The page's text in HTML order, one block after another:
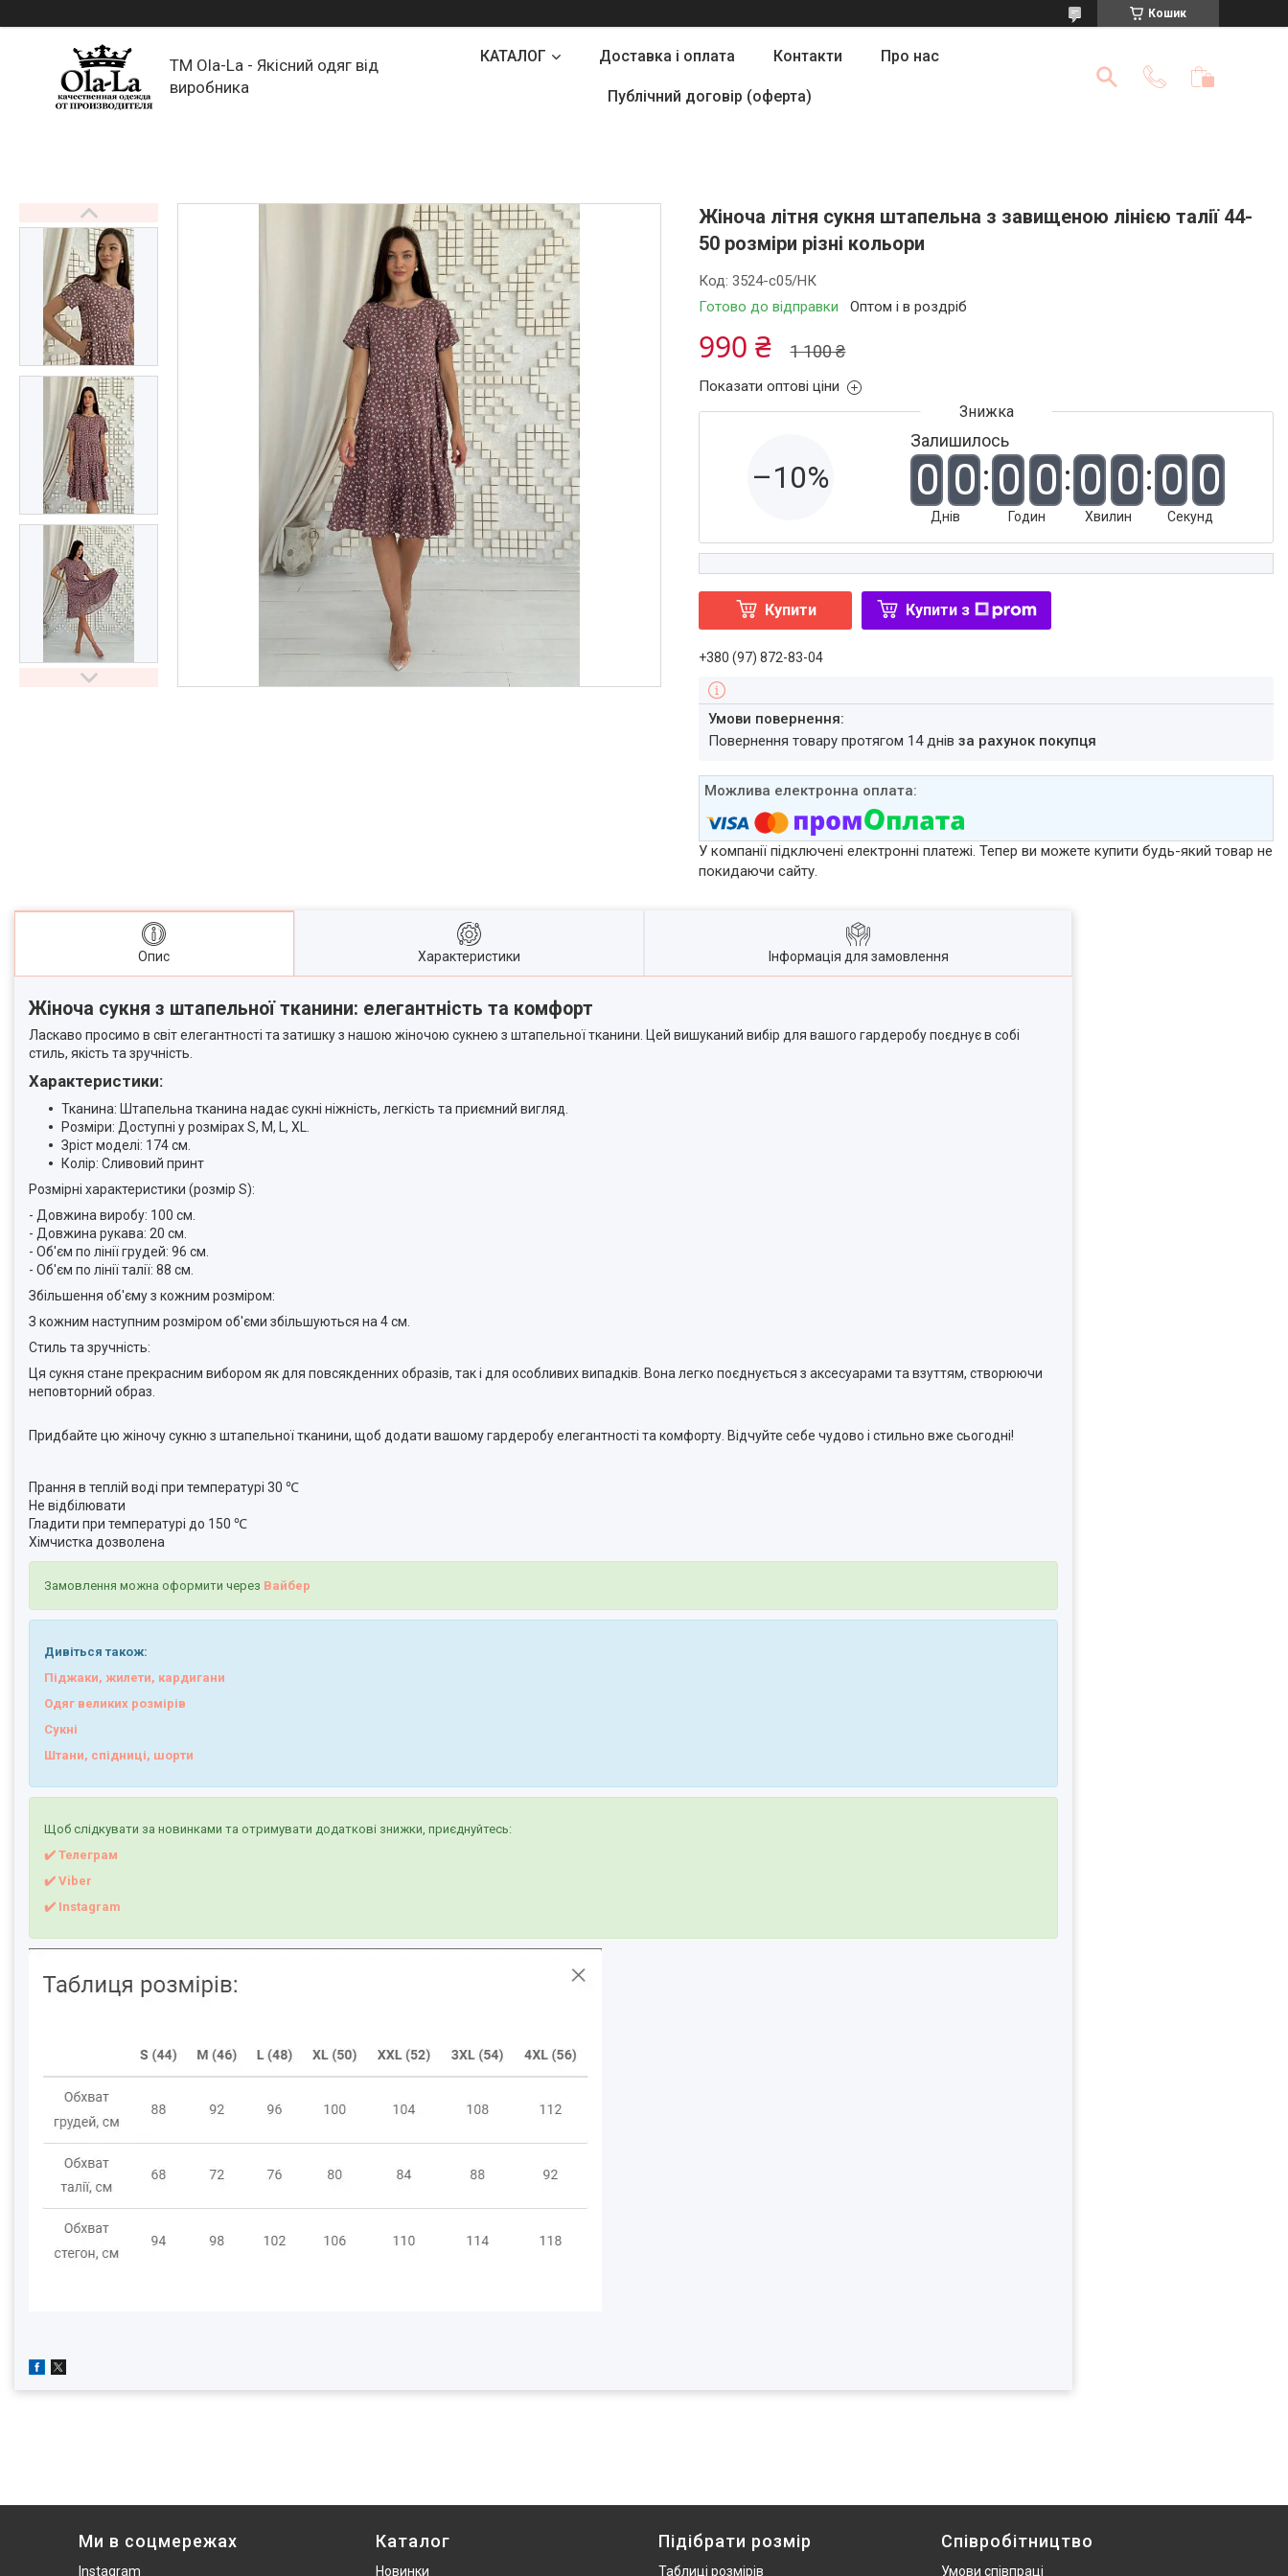
Кошик
TM Ola-La - Якісний одяг від
виробника
КАТАЛОГ Доставка і оплата Контакти Про нас
Публічний договір (оферта)
Жіноча літня сукня штапельна з завищеною лінією талії 44-
50 розміри різні кольори
Готово до відправки Оптом і в роздріб
Код:3524-c05/НК
1 100 ₴
990 ₴
Показати оптові ціни
–10%
Залишилось
0 0
Днів
0 0
Годин
0 0
Хвилин
0 0
Секунд
Купити Купити з
+380 (97) 872-83-04
повернення товару протягом 14 днівза рахунок покупця
У компанії підключені електронні платежі. Тепер ви можете купити будь-який товар не
покидаючи сайту.
Опис Характеристики Інформація для замовлення
Жіноча сукня з штапельної тканини: елегантність та комфорт
Ласкаво просимо в світ елегантності та затишку з нашою жіночою сукнею з штапельної тканини. Цей вишуканий вибір для вашого гардеробу поєднує в собі
стиль, якість та зручність.
Характеристики:
Тканина: Штапельна тканина надає сукні ніжність, легкість та приємний вигляд.
Розміри: Доступні у розмірах S, M, L, XL.
Зріст моделі: 174 см.
Колір: Сливовий принт
Розмірні характеристики (розмір S):
- Довжина виробу: 100 см.
- Довжина рукава: 20 см.
- Об'єм по лінії грудей: 96 см.
- Об'єм по лінії талії: 88 см.
Збільшення об'єму з кожним розміром:
З кожним наступним розміром об'єми збільшуються на 4 см.
Стиль та зручність:
Ця сукня стане прекрасним вибором як для повсякденних образів, так і для особливих випадків. Вона легко поєднується з аксесуарами та взуттям, створюючи
неповторний образ.
Придбайте цю жіночу сукню з штапельної тканини, щоб додати вашому гардеробу елегантності та комфорту. Відчуйте себе чудово і стильно вже сьогодні!
Прання в теплій воді при температурі 30 ℃
Не відбілювати
Гладити при температурі до 150 ℃
Хімчистка дозволена
Замовлення можна оформити через Вайбер
Дивіться також:
Піджаки, жилети, кардигани
Одяг великих розмірів
Сукні
Штани, спідниці, шорти
Щоб слідкувати за новинками та отримувати додаткові знижки, приєднуйтесь:
✔️ Телеграм
✔️ Viber
✔️ Instagram
Ми в соцмережах
Instagram
Каталог
Новинки
Підібрати розмір
Таблиці розмірів
Співробітництво
Умови співпраці